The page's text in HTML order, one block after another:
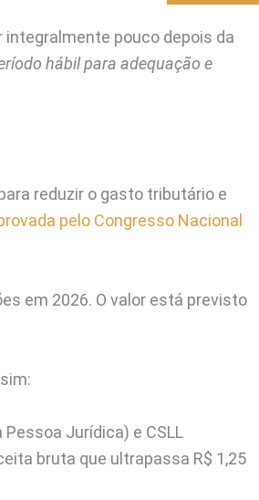
integralmente pouco depois da
hábil para adequação e
reduzir o gasto tributário e
pelo Congresso Nacional
em 2026. O valor está previsto
Jurídica) e CSLL
bruta que ultrapassa R$ 1,25